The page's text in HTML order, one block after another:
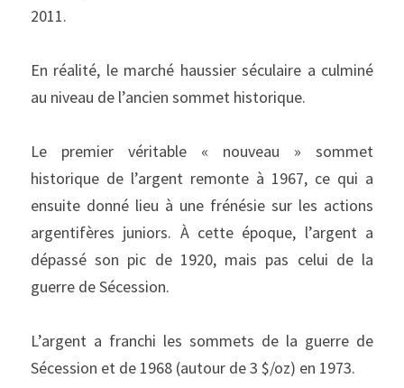
2011.
En réalité, le marché haussier séculaire a culminé
au niveau de l’ancien sommet historique.
Le premier véritable « nouveau » sommet
historique de l’argent remonte à 1967, ce qui a
ensuite donné lieu à une frénésie sur les actions
argentifères juniors. À cette époque, l’argent a
dépassé son pic de 1920, mais pas celui de la
guerre de Sécession.
L’argent a franchi les sommets de la guerre de
Sécession et de 1968 (autour de 3 $/oz) en 1973.